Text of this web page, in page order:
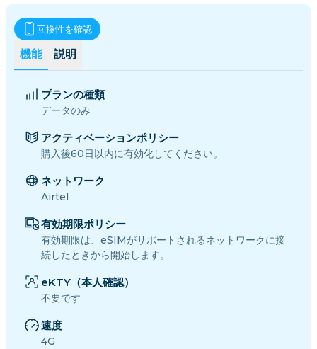
機能 説明
互換性を確認
プランの種類
データのみ
アクティベーションポリシー
購入後60日以内に有効化してください。
ネットワーク
Airtel
有効期限ポリシー
有効期限は、eSIMがサポートされるネットワークに接
続したときから開始します。
eKTY（本人確認）
不要です
速度
4G